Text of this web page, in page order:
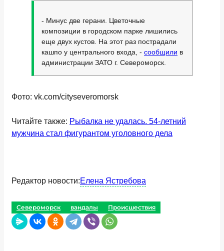
- Минус две герани. Цветочные
композиции в городском парке лишились
еще двух кустов. На этот раз пострадали
кашпо у центрального входа, - сообщили в
администрации ЗАТО г. Североморск.
Фото: vk.com/cityseveromorsk
Читайте также: Рыбалка не удалась. 54-летний
мужчина стал фигурантом уголовного дела
Редактор новости:Елена Ястребова
Североморск вандалы Происшествия